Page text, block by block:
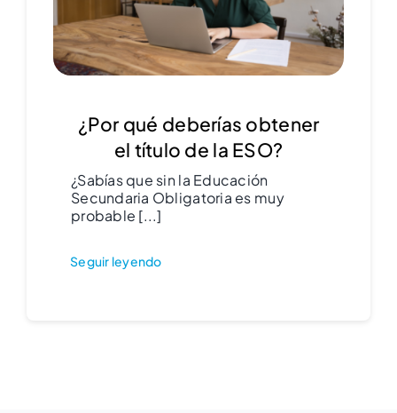
¿Por qué deberías obtener
el título de la ESO?
¿Sabías que sin la Educación
Secundaria Obligatoria es muy
probable [...]
Seguir leyendo